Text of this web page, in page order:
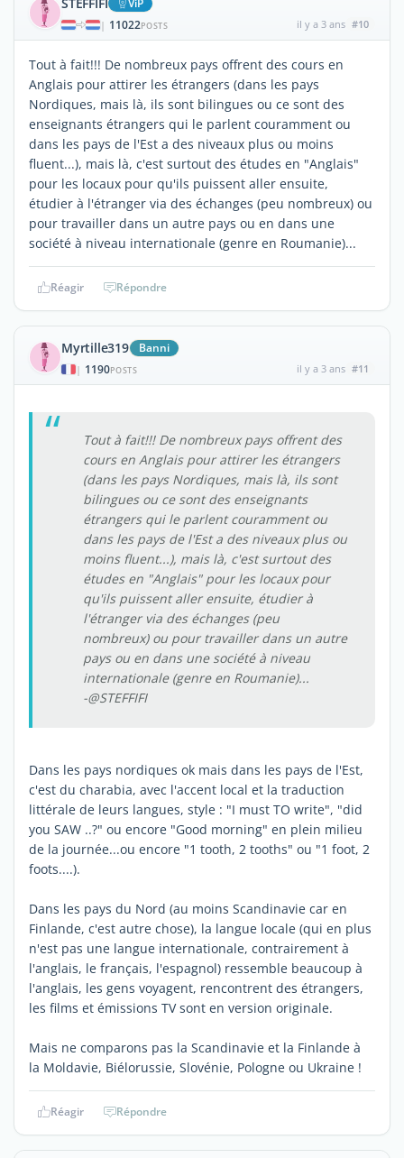
| 11022POSTS il y a 3 ans #10
Tout à fait!!! De nombreux pays offrent des cours en
Anglais pour attirer les étrangers (dans les pays
Nordiques, mais là, ils sont bilingues ou ce sont des
enseignants étrangers qui le parlent couramment ou
dans les pays de l'Est a des niveaux plus ou moins
fluent...), mais là, c'est surtout des études en "Anglais"
pour les locaux pour qu'ils puissent aller ensuite,
étudier à l'étranger via des échanges (peu nombreux) ou
pour travailler dans un autre pays ou en dans une
société à niveau internationale (genre en Roumanie)...
Réagir Répondre
Myrtille319 Banni
| 1190POSTS il y a 3 ans #11
Tout à fait!!! De nombreux pays offrent des
cours en Anglais pour attirer les étrangers
(dans les pays Nordiques, mais là, ils sont
bilingues ou ce sont des enseignants
étrangers qui le parlent couramment ou
dans les pays de l'Est a des niveaux plus ou
moins fluent...), mais là, c'est surtout des
études en "Anglais" pour les locaux pour
qu'ils puissent aller ensuite, étudier à
l'étranger via des échanges (peu
nombreux) ou pour travailler dans un autre
pays ou en dans une société à niveau
internationale (genre en Roumanie)...
-@STEFFIFI
Dans les pays nordiques ok mais dans les pays de l'Est,
c'est du charabia, avec l'accent local et la traduction
littérale de leurs langues, style : "I must TO write", "did
you SAW ..?" ou encore "Good morning" en plein milieu
de la journée...ou encore "1 tooth, 2 tooths" ou "1 foot, 2
foots....).
Dans les pays du Nord (au moins Scandinavie car en
Finlande, c'est autre chose), la langue locale (qui en plus
n'est pas une langue internationale, contrairement à
l'anglais, le français, l'espagnol) ressemble beaucoup à
l'anglais, les gens voyagent, rencontrent des étrangers,
les films et émissions TV sont en version originale.
Mais ne comparons pas la Scandinavie et la Finlande à
la Moldavie, Biélorussie, Slovénie, Pologne ou Ukraine !
Réagir Répondre